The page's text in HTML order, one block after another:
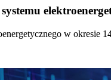
w okresie